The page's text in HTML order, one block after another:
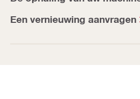
Een vernieuwing aanvragen